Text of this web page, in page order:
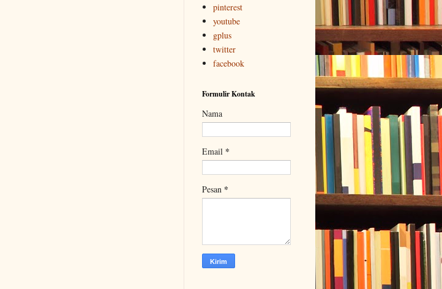
pinterest
youtube
gplus
twitter
facebook
Formulir Kontak
Nama
Email *
Pesan *